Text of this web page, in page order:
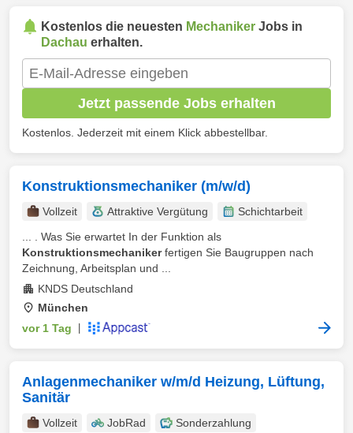
Kostenlos die neuesten Mechaniker Jobs in
Dachau erhalten.
Jetzt passende Jobs erhalten
Kostenlos. Jederzeit mit einem Klick abbestellbar.
Konstruktionsmechaniker (m/w/d)
Vollzeit Attraktive Vergütung
Schichtarbeit
... . Was Sie erwartet In der Funktion als
Konstruktionsmechanikerfertigen Sie Baugruppen nach
Zeichnung, Arbeitsplan und ...
KNDS Deutschland
München
vor 1 Tag
Anlagenmechaniker w/m/d Heizung, Lüftung,
Sanitär
Vollzeit JobRad Sonderzahlung